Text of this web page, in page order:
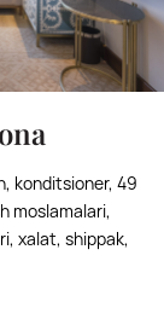
konditsioner, 49
moslamalari,
xalat, shippak,